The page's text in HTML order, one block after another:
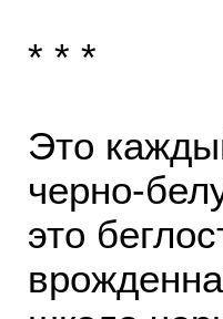
* * *
Это
черно-
это